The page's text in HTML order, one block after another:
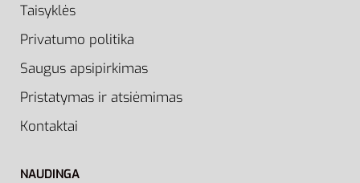
Taisyklės
Privatumo politika
Saugus apsipirkimas
Pristatymas ir atsiėmimas
Kontaktai
NAUDINGA